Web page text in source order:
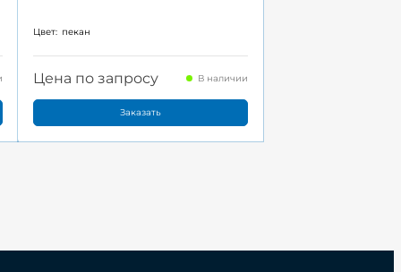
Цвет: пекан
Цена по запросу В наличии
Заказать